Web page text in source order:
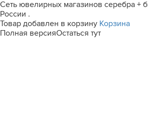
Сеть ювелирных магазинов серебра +
России .
Товар добавлен в корзину Корзина
Полная версияОстаться тут